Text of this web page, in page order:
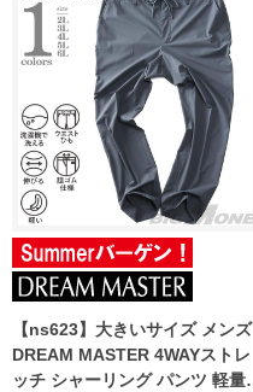
【ns623】大きいサイズ メンズ
DREAM MASTER 4WAYストレ
ッチ シャーリング パンツ 軽量